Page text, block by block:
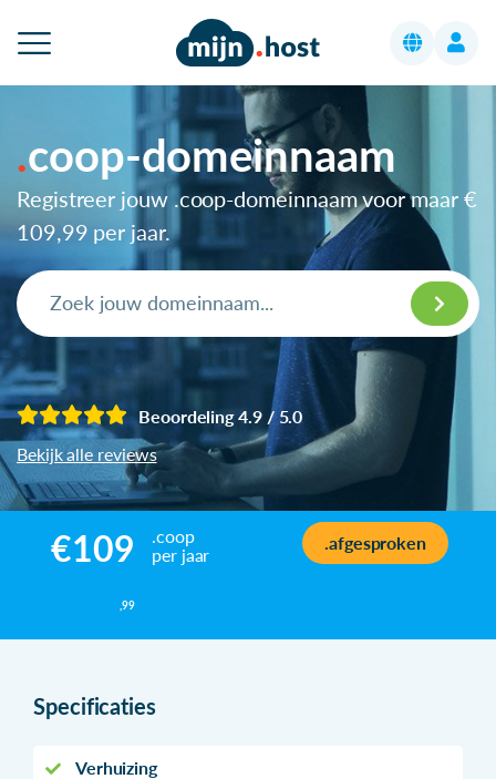
coop-domeinnaam
Registreer jouw .coop-domeinnaam voor maar €
109,99 per jaar.
Beoordeling 4.9 / 5.0
Bekijk alle reviews
€109
,99
.coop
per jaar
.afgesproken
Specificaties
Verhuizing